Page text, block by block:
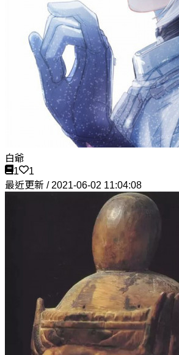
白爺
1
1
最近更新 / 2021-06-02 11:04:08